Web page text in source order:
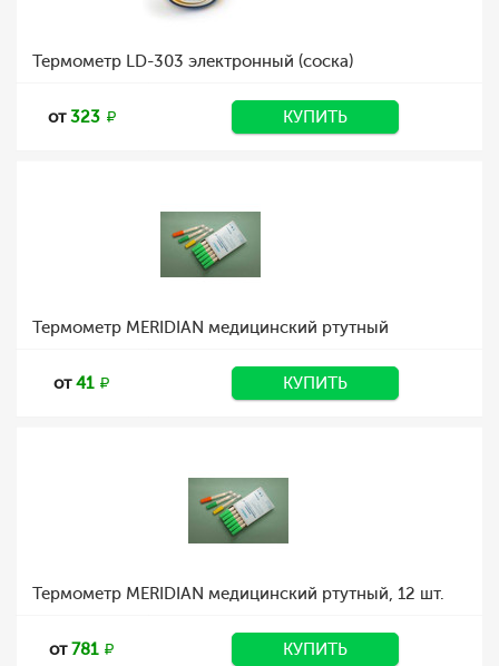
Термометр LD-303 электронный (соска)
от323 КУПИТЬ
Термометр MERIDIAN медицинский ртутный
от41 КУПИТЬ
Термометр MERIDIAN медицинский ртутный, 12 шт.
от781 КУПИТЬ